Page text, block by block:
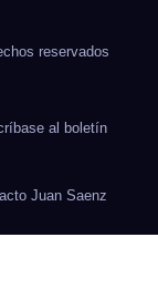
reservados
al boletín
Juan Saenz